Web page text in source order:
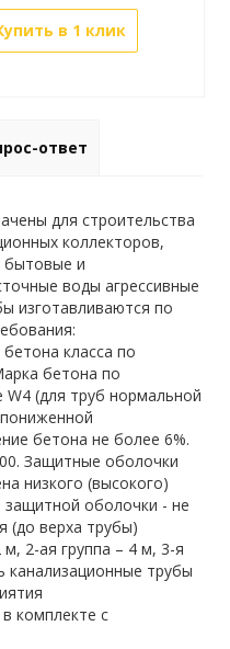
в 1 клик
ответ
для строительства
коллекторов,
бытовые и
воды агрессивные
изготавливаются по
класса по
бетона по
(для труб нормальной
бетона не более 6%.
Защитные оболочки
низкого (высокого)
оболочки - не
(до верха трубы)
2-ая группа – 4 м, 3-я
канализационные трубы
комплекте с